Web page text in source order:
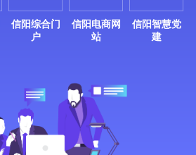
信阳综合门
户
信阳电商网
站
信阳智慧党
建